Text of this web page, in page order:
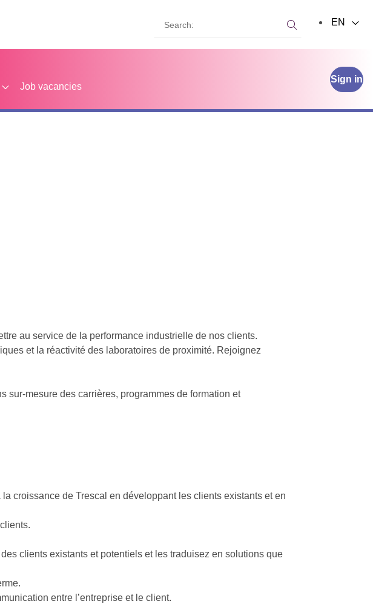
Job vacancies
Sign in
Search:
EN
au service de la performance industrielle de nos clients.
et la réactivité des laboratoires de proximité. Rejoignez
sur-mesure des carrières, programmes de formation et
croissance de Trescal en développant les clients existants et en
clients existants et potentiels et les traduisez en solutions que
entre l’entreprise et le client.